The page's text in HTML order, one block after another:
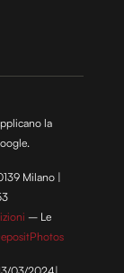
la
Milano |
– Le